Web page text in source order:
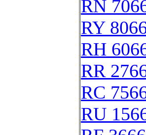
RN
RY
RH
RR
RC
RU